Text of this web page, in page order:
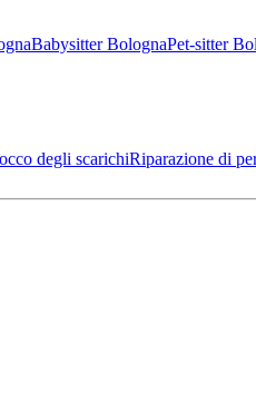
Babysitter BolognaPet-sitter
degli scarichiRiparazione di